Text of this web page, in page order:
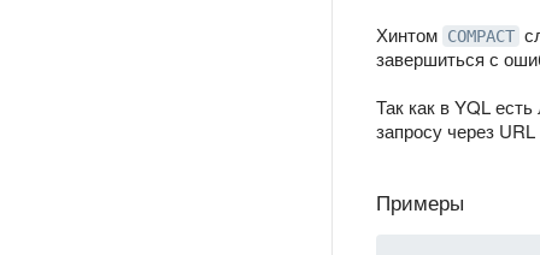
Хинтом COMPACT
завершиться с
Так как в YQL
запросу через
Примеры